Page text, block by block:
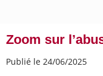
Zoom sur
Publié le 24/06/2025